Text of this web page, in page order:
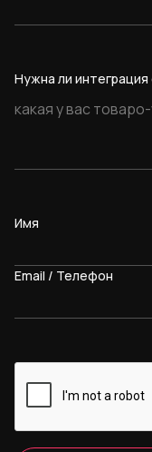
Нужна ли
Имя
Email / Телефон